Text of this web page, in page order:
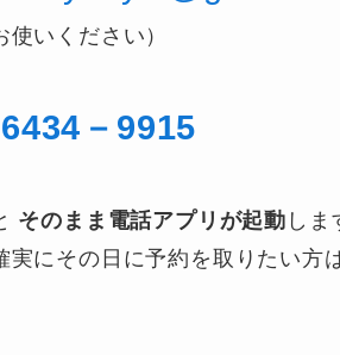
使いください）
－9915
そのまま電話アプリが起動 しま
実にその日に予約を取りたい方